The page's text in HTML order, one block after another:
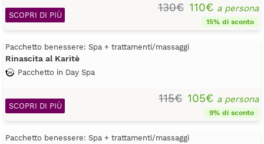
130€ 110€ a persona
15% di sconto
SCOPRI DI PIÙ
Pacchetto benessere: Spa + trattamenti/massaggi
Rinascita al Karitè
Pacchetto in Day Spa
115€ 105€ a persona
9% di sconto
SCOPRI DI PIÙ
Pacchetto benessere: Spa + trattamenti/massaggi